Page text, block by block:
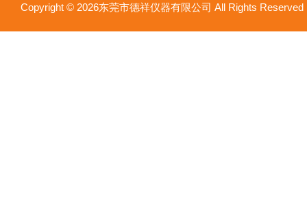
Copyright © 2026东莞市德祥仪器有限公司 All Rights